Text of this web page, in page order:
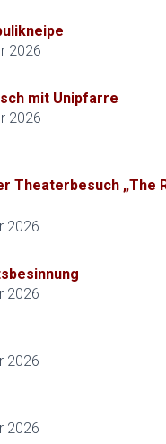
2026
mit Unipfarre
2026
Theaterbesuch „The
2026
2026
2026
2026